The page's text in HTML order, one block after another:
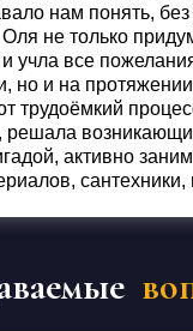
нам понять,
не только
и учла все
но и на
трудоëмкий
решала
активно
сантехники,